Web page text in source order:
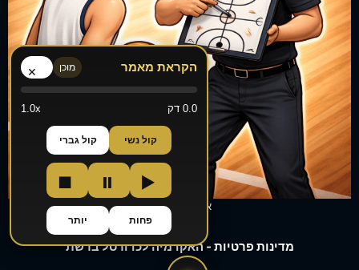
הקראת מאמר מוכן ×
0.0 דק 1.0x
קול נשי קול גברי
▶
⏸
■
פחות יותר
אימונים אישיים
מדינות פרטיות - האקדמיה לכדורסל ברשת